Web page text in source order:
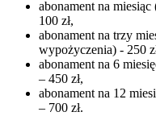
abonament na
100 zł,
abonament na trzy
wypożyczenia) - 250
abonament na 6
– 450 zł,
abonament na 12
– 700 zł.